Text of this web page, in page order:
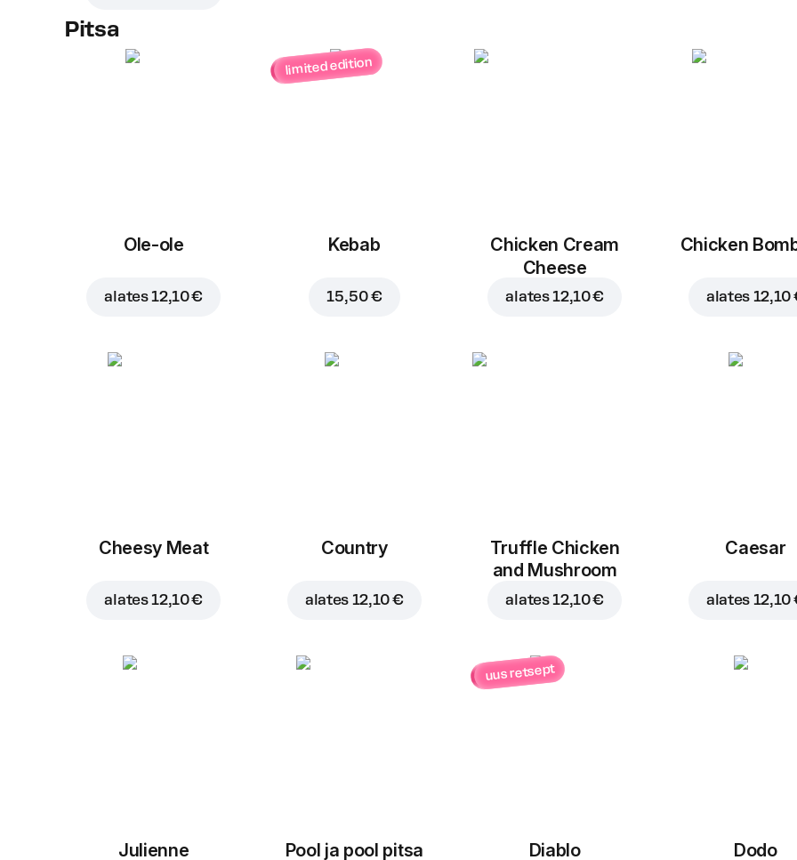
Pitsa
Ole-ole
alates12,10 €
limited edition
Kebab
15,50 €
Chicken Cream
Cheese
alates12,10 €
Chicken
alates 12,10
Cheesy Meat
alates12,10 €
Country
alates 12,10 €
Truffle Chicken
and Mushroom
alates12,10 €
Caesar
alates 12,10
Julienne Pool ja pool pitsa
uus retsept
Diablo Dodo